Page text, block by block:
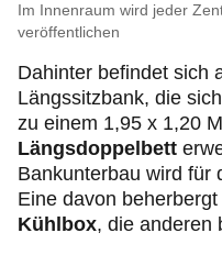
Im Innenraum wird jeder
veröffentlichen
Dahinter befindet sich
Längssitzbank, die
zu einem 1,95 x 1,20
Längsdoppelbett
Bankunterbau wird für
Eine davon
Kühlbox, die anderen